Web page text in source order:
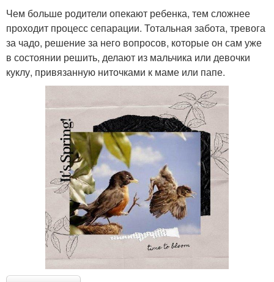
Чем больше родители опекают ребенка, тем сложнее
проходит процесс сепарации. Тотальная забота, тревога
за чадо, решение за него вопросов, которые он сам уже
в состоянии решить, делают из мальчика или девочки
куклу, привязанную ниточками к маме или папе.